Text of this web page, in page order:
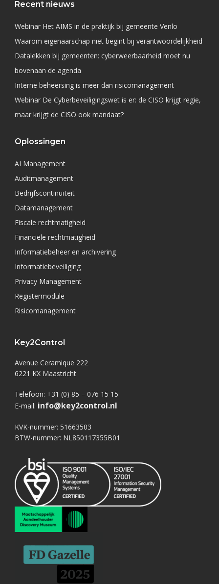
Recent nieuws
Webinar Het AIMS in de praktijk bij gemeente Venlo
Waarom eigenaarschap niet begint bij verantwoordelijkheid
Datalekken bij gemeenten: cyberweerbaarheid moet nu
bovenaan de agenda
Interne beheersing is meer dan risicomanagement
Webinar De Cyberbeveiligingswet is er: de CISO krijgt regie,
maar krijgt de CISO ook mandaat?
Oplossingen
AI Management
Auditmanagement
Bedrijfscontinuïteit
Datamanagement
Fiscale rechtmatigheid
Financiële rechtmatigheid
Informatiebeheer en archivering
Informatiebeveiliging
Privacy Management
Registermodule
Risicomanagement
Key2Control
Avenue Ceramique 222
6221 KX Maastricht
Telefoon: +31 (0) 85 – 076 15 15
E-mail: info@key2control.nl
KVK-nummer: 51663503
BTW-nummer: NL850117355B01